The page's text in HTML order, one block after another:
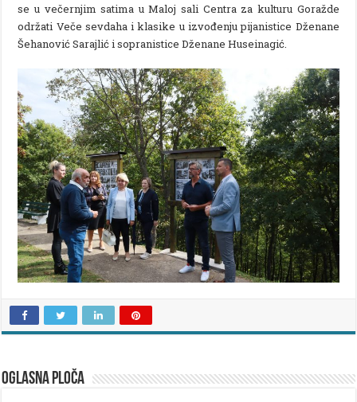
se u večernjim satima u Maloj sali Centra za kulturu Goražde
održati Veče sevdaha i klasike u izvođenju pijanistice Dženane
Šehanović Sarajlić i sopranistice Dženane Huseinagić.
OGLASNA PLOČA